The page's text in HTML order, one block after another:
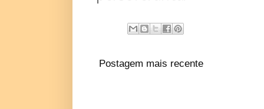
Postagem mais recente